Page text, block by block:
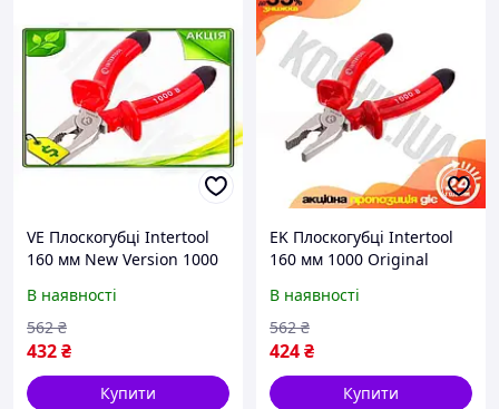
VE Плоскогубці Intertool
160 мм New Version 1000
обтискання проводів та
відкушу N6W_VER
В наявності
432₴
562 ₴
Купити
EK Плоскогубці Intertool
160 мм 1000 Original
щипці для обтискання
проводів та від HFX17_E
В наявності
424₴
562 ₴
Купити